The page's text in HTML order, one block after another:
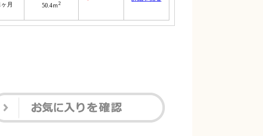
ヶ月
50.4ｍ2